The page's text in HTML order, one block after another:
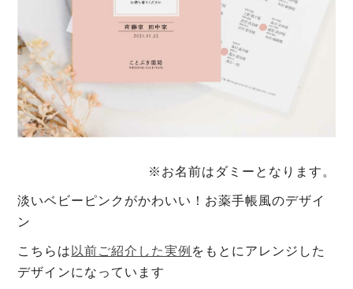
※お名前はダミーとなります。
淡いベビーピンクがかわいい！お薬手帳風のデザイ
ン
こちらは 以前ご紹介した実例 をもとにアレンジした
デザインになっています